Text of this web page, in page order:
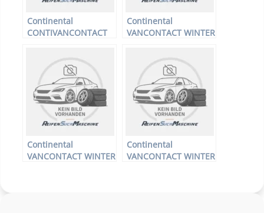
Continental
CONTIVANCONTACT
225/55 R17 109H –
Sommerreifen
Continental
VANCONTACT WINTER
235/65 R16 121R –
Winterreifen
Continental
VANCONTACT WINTER
Continental
VANCONTACT WINTER